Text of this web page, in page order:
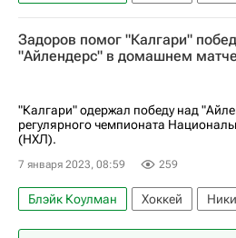
Филадельфия Флайерз
Национальная хоккейная лига
Задоров помог "Калгари"
"Айлендерс" в домашнем
"Калгари" одержал победу над
регулярного чемпионата
(НХЛ).
7 января 2023, 08:59 259
Блэйк Коулман Хоккей
Милан Лучич
Регулярный